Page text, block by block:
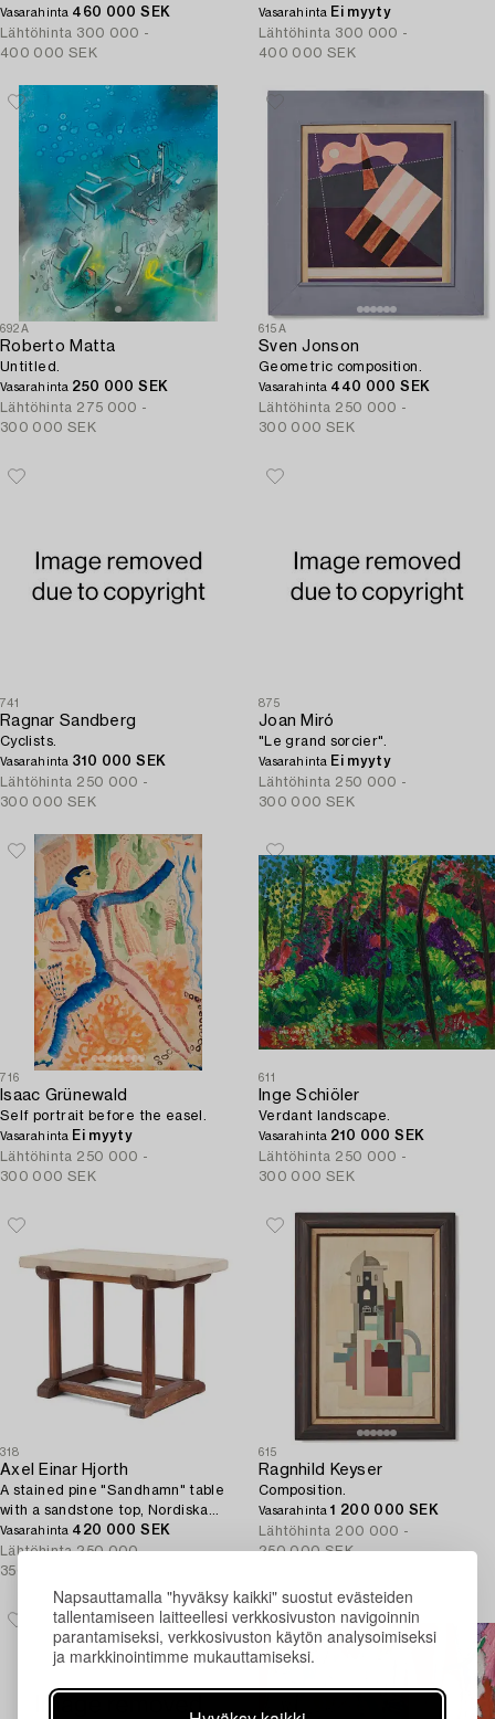
Napsauttamalla "hyväksy kaikki" suostut evästeiden
tallentamiseen laitteellesi verkkosivuston navigoinnin
parantamiseksi, verkkosivuston käytön analysoimiseksi
ja markkinointimme mukauttamiseksi.
Vasarahinta 460 000 SEK
Lähtöhinta 300 000 -
400 000 SEK
Vasarahinta Ei myyty
Lähtöhinta 300 000 -
400 000 SEK
692A
Roberto Matta
Untitled.
Vasarahinta 250 000 SEK
Lähtöhinta 275 000 -
300 000 SEK
615A
Sven Jonson
Geometric composition.
Vasarahinta 440 000 SEK
Lähtöhinta 250 000 -
300 000 SEK
741
Ragnar Sandberg
Cyclists.
Vasarahinta 310 000 SEK
Lähtöhinta 250 000 -
300 000 SEK
875
Joan Miró
"Le grand sorcier".
Vasarahinta Ei myyty
Lähtöhinta 250 000 -
300 000 SEK
716
Isaac Grünewald
Self portrait before the easel.
Vasarahinta Ei myyty
Lähtöhinta 250 000 -
300 000 SEK
611
Inge Schiöler
Verdant landscape.
Vasarahinta 210 000 SEK
Lähtöhinta 250 000 -
300 000 SEK
318
Axel Einar Hjorth
A stained pine "Sandhamn" table
with a sandstone top, Nordiska
Kompaniet, Sweden, 1931.
Vasarahinta 420 000 SEK
Lähtöhinta 250 000 -
350 000 SEK
615
Ragnhild Keyser
Composition.
Vasarahinta1 200 000 SEK
Lähtöhinta 200 000 -
250 000 SEK